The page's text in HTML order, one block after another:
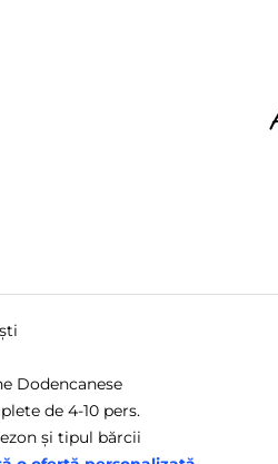
Dodencanese
de 4-10 pers.
și tipul bărcii